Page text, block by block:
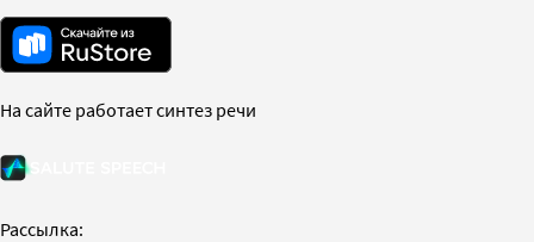
На сайте работает синтез речи
Рассылка: